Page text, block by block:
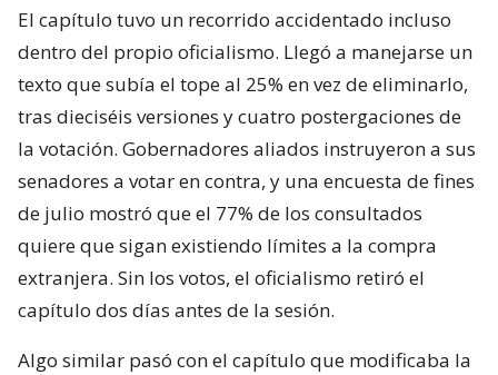
El capítulo tuvo un recorrido accidentado incluso
dentro del propio oficialismo. Llegó a manejarse un
texto que subía el tope al 25% en vez de eliminarlo,
tras dieciséis versiones y cuatro postergaciones de
la votación. Gobernadores aliados instruyeron a sus
senadores a votar en contra, y una encuesta de fines
de julio mostró que el 77% de los consultados
quiere que sigan existiendo límites a la compra
extranjera. Sin los votos, el oficialismo retiró el
capítulo dos días antes de la sesión.
Algo similar pasó con el capítulo que modificaba la